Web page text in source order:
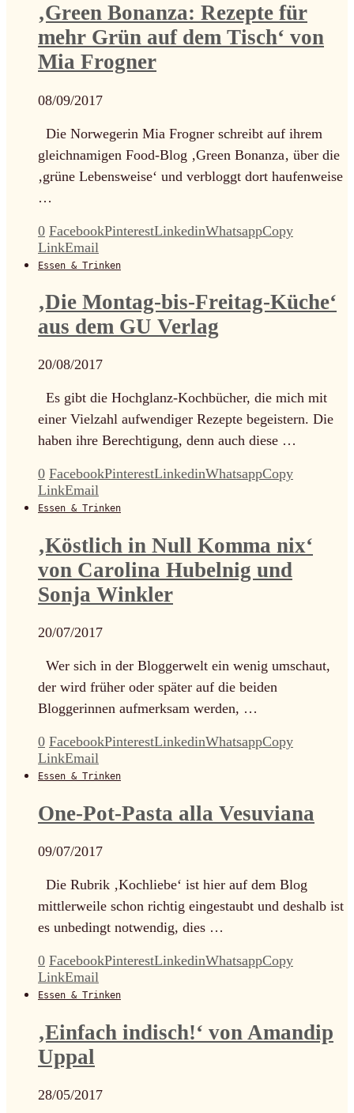
‚Green Bonanza: Rezepte für
mehr Grün auf dem Tisch‘ von
Mia Frogner
08/09/2017
Die Norwegerin Mia Frogner schreibt auf ihrem
gleichnamigen Food-Blog ‚Green Bonanza‚ über die
‚grüne Lebensweise‘ und verbloggt dort haufenweise
…
0 FacebookPinterestLinkedinWhatsappCopy
LinkEmail
Essen & Trinken
‚Die Montag-bis-Freitag-Küche‘
aus dem GU Verlag
20/08/2017
Es gibt die Hochglanz-Kochbücher, die mich mit
einer Vielzahl aufwendiger Rezepte begeistern. Die
haben ihre Berechtigung, denn auch diese …
0 FacebookPinterestLinkedinWhatsappCopy
LinkEmail
Essen & Trinken
‚Köstlich in Null Komma nix‘
von Carolina Hubelnig und
Sonja Winkler
20/07/2017
Wer sich in der Bloggerwelt ein wenig umschaut,
der wird früher oder später auf die beiden
Bloggerinnen aufmerksam werden, …
0 FacebookPinterestLinkedinWhatsappCopy
LinkEmail
Essen & Trinken
One-Pot-Pasta alla Vesuviana
09/07/2017
Die Rubrik ‚Kochliebe‘ ist hier auf dem Blog
mittlerweile schon richtig eingestaubt und deshalb ist
es unbedingt notwendig, dies …
0 FacebookPinterestLinkedinWhatsappCopy
LinkEmail
Essen & Trinken
‚Einfach indisch!‘ von Amandip
Uppal
28/05/2017